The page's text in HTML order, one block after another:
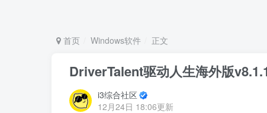
首页 Windows软件 正文
DriverTalent驱动人生海外版
i3综合社区
12月24日 18:06更新